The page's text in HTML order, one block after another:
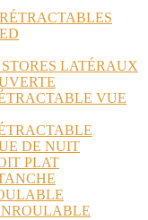
LATÉRAUX
VUE
DE NUIT
PLAT